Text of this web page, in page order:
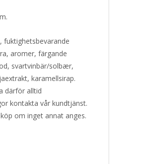
fuktighetsbevarande
aromer, färgande
svartvinbär/solbær,
karamellsirap.
därför alltid
kontakta vår kundtjänst.
om inget annat anges.